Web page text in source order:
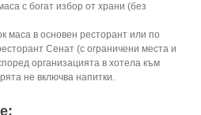
с богат избор от храни (без
маса в основен ресторант или по
Сенат (с ограничени места и
организацията в хотела към
не включва напитки.